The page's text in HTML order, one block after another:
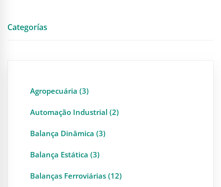
Categorías
Agropecuária (3)
Automação Industrial (2)
Balança Dinâmica (3)
Balança Estática (3)
Balanças Ferroviárias (12)